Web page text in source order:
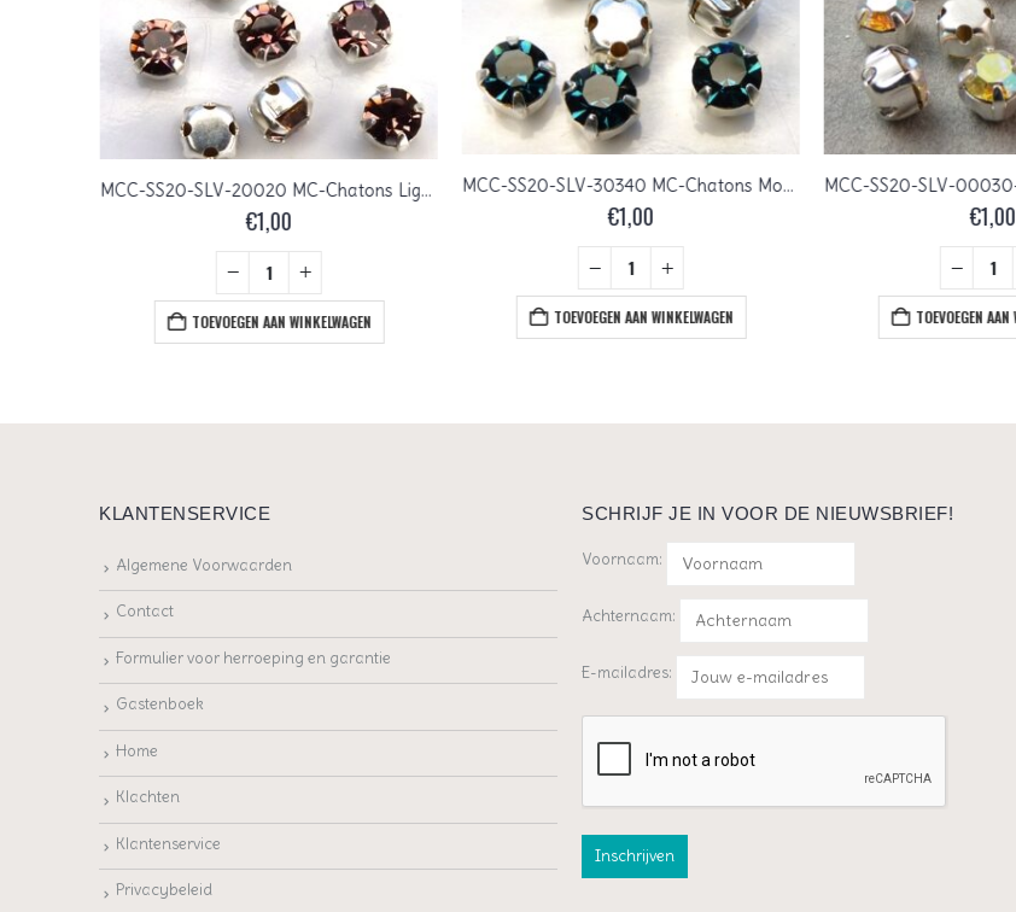
MCC-SS20-SLV-20020 MC-Chatons Light Amethyst in Silver Setting 10 Pc.
€1,00
TOEVOEGEN AAN WINKELWAGEN
MCC-SS20-SLV-30340 MC-Chatons Montana Sapphire in Silver Setting 10 Pc.
€1,00
TOEVOEGEN AAN WINKELWAGEN
€1,00
TOEVOEGEN AAN
KLANTENSERVICE
Algemene Voorwaarden
Contact
Formulier voor herroeping en garantie
Gastenboek
Home
Klachten
Klantenservice
Privacybeleid
SCHRIJF JE IN VOOR DE NIEUWSBRIEF!
Voornaam:
Achternaam:
E-mailadres: